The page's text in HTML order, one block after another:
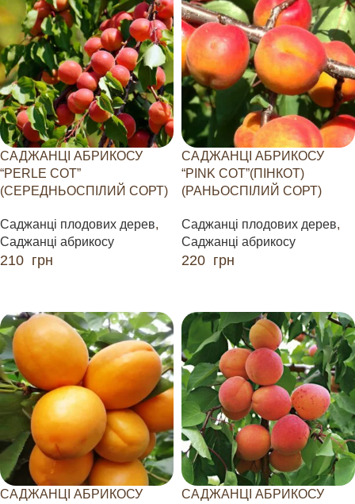
САДЖАНЦІ АБРИКОСУ
“PERLE COT”
(СЕРЕДНЬОСПІЛИЙ СОРТ)
Саджанці плодових дерев,
Саджанці абрикосу
210 грн
САДЖАНЦІ АБРИКОСУ
“PINK СOT”(ПІНКОТ)
(РАНЬОСПІЛИЙ СОРТ)
Саджанці плодових дерев,
Саджанці абрикосу
220 грн
САДЖАНЦІ АБРИКОСУ
САДЖАНЦІ АБРИКОСУ